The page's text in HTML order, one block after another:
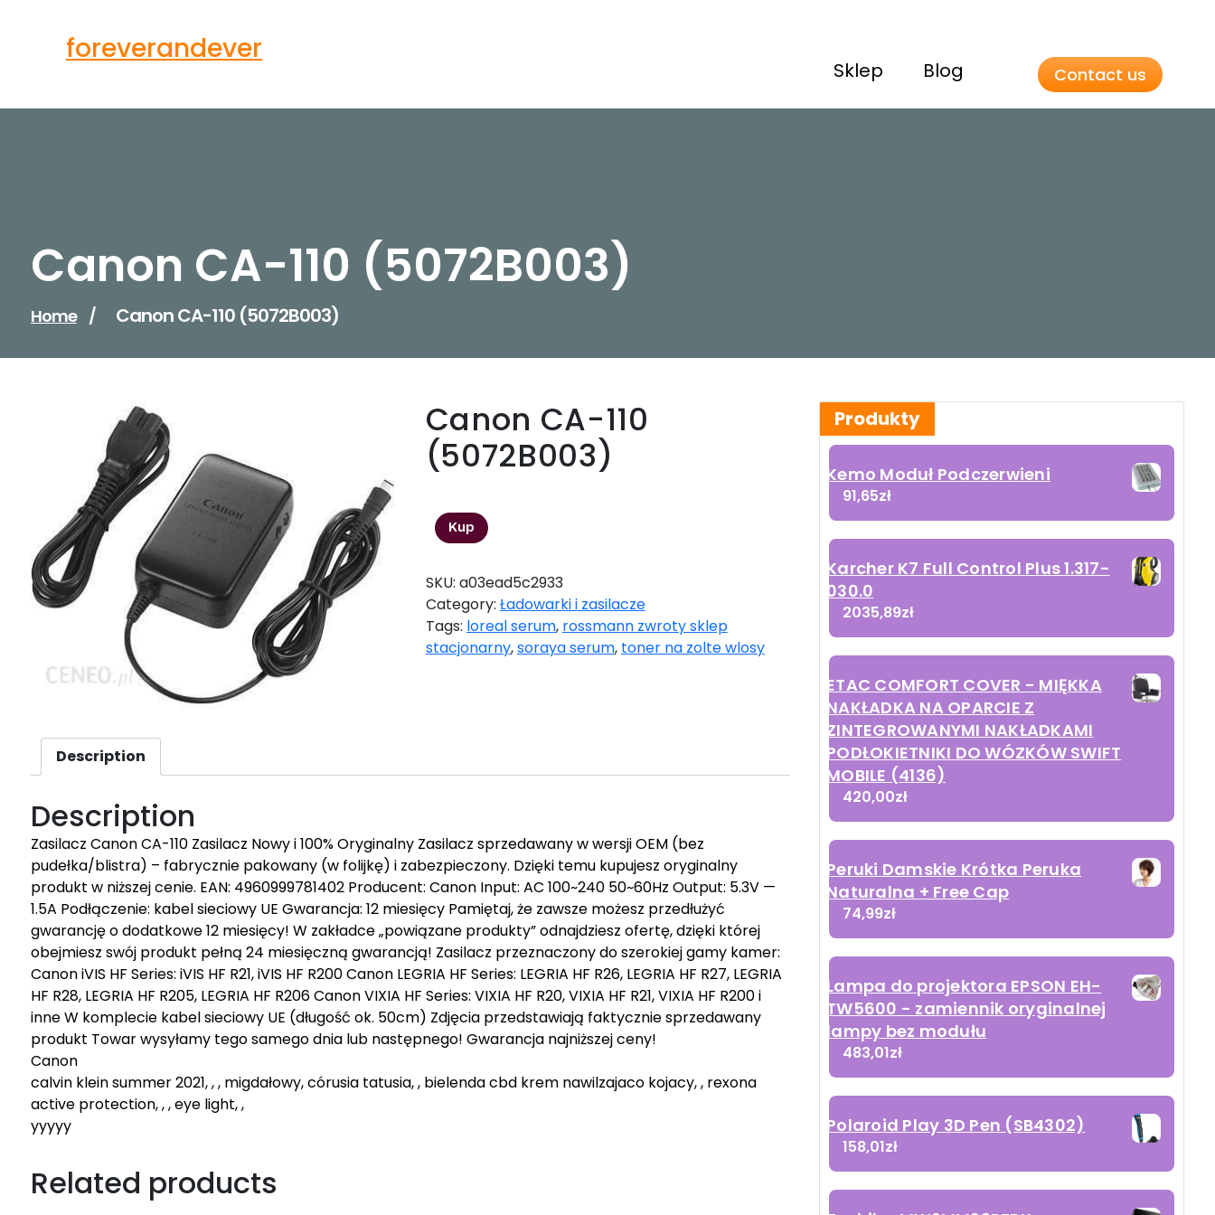
foreverandever
Sklep Blog Contact us
Canon CA-110 (5072B003)
Home / Canon CA-110 (5072B003)
Canon CA-110
(5072B003)
Kup
SKU: a03ead5c2933
Category: Ładowarki i zasilacze
Tags: loreal serum, rossmann zwroty sklep
stacjonarny,soraya serum, toner na zolte wlosy
Description
Description
Zasilacz Canon CA-110 Zasilacz Nowy i 100% Oryginalny Zasilacz sprzedawany w wersji OEM (bez
pudełka/blistra) – fabrycznie pakowany (w folijkę) i zabezpieczony. Dzięki temu kupujesz oryginalny
produkt w niższej cenie. EAN: 4960999781402 Producent: Canon Input: AC 100~240 50~60Hz Output: 5.3V —
1.5A Podłączenie: kabel sieciowy UE Gwarancja: 12 miesięcy Pamiętaj, że zawsze możesz przedłużyć
gwarancję o dodatkowe 12 miesięcy! W zakładce „powiązane produkty” odnajdziesz ofertę, dzięki której
obejmiesz swój produkt pełną 24 miesięczną gwarancją! Zasilacz przeznaczony do szerokiej gamy kamer:
Canon iVIS HF Series: iVIS HF R21, iVIS HF R200 Canon LEGRIA HF Series: LEGRIA HF R26, LEGRIA HF R27, LEGRIA
HF R28, LEGRIA HF R205, LEGRIA HF R206 Canon VIXIA HF Series: VIXIA HF R20, VIXIA HF R21, VIXIA HF R200 i
inne W komplecie kabel sieciowy UE (długość ok. 50cm) Zdjęcia przedstawiają faktycznie sprzedawany
produkt Towar wysyłamy tego samego dnia lub następnego! Gwarancja najniższej ceny!
Canon
calvin klein summer 2021, , , migdałowy, córusia tatusia, , bielenda cbd krem nawilzajaco kojacy, , rexona
active protection, , , eye light, ,
yyyyy
Related products
Produkty
Kemo Moduł Podczerwieni
91,65zł
Karcher K7 Full Control Plus 1.317-
030.0
2035,89zł
ETAC COMFORT COVER - MIĘKKA
NAKŁADKA NA OPARCIE Z
ZINTEGROWANYMI NAKŁADKAMI
PODŁOKIETNIKI DO WÓZKÓW SWIFT
MOBILE (4136)
420,00zł
Peruki Damskie Krótka Peruka
Naturalna + Free Cap
74,99zł
Lampa do projektora EPSON EH-
TW5600 - zamiennik oryginalnej
lampy bez modułu
483,01zł
Polaroid Play 3D Pen (SB4302)
158,01zł